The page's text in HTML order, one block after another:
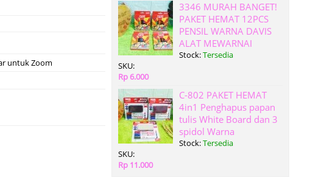
untuk Zoom
3346 MURAH BANGET!
PAKET HEMAT 12PCS
PENSIL WARNA DAVIS
ALAT MEWARNAI
Stock:Tersedia
SKU:
Rp 6.000
C-802 PAKET HEMAT
4in1 Penghapus papan
tulis White Board dan 3
spidol Warna
Stock:Tersedia
SKU:
Rp 11.000